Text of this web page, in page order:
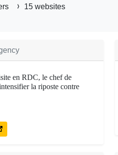
15 websites
en RDC, le chef de
la riposte contre